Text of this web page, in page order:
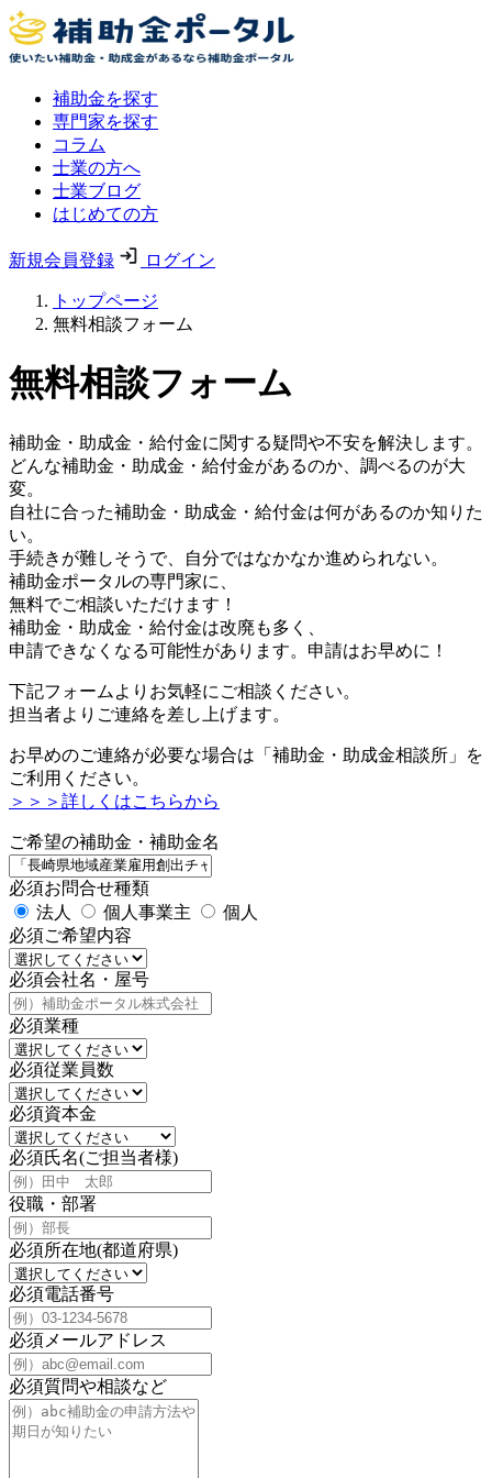
補助金を探す
専門家を探す
コラム
士業の方へ
士業ブログ
はじめての方
新規会員登録 ログイン
トップページ
無料相談フォーム
無料相談フォーム
補助金・助成金・給付金に関する疑問や不安を解決します。
どんな補助金・助成金・給付金があるのか、調べるのが大
変。
自社に合った補助金・助成金・給付金は何があるのか知りた
い。
手続きが難しそうで、自分ではなかなか進められない。
補助金ポータルの専門家に、
無料でご相談いただけます！
補助金・助成金・給付金は改廃も多く、
申請できなくなる可能性があります。申請はお早めに！
下記フォームよりお気軽にご相談ください。
担当者よりご連絡を差し上げます。
お早めのご連絡が必要な場合は「補助金・助成金相談所」を
ご利用ください。
＞＞＞詳しくはこちらから
ご希望の補助金・補助金名
必須お問合せ種類
法人
個人事業主
個人
必須ご希望内容
必須会社名・屋号
必須業種
必須従業員数
必須資本金
必須氏名(ご担当者様)
役職・部署
必須所在地(都道府県)
必須電話番号
必須 メールアドレス
必須質問や相談など